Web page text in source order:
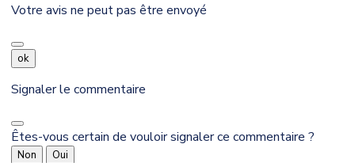
Votre avis ne peut pas être envoyé
ok
Signaler le commentaire
Êtes-vous certain de vouloir signaler ce commentaire ?
Non Oui